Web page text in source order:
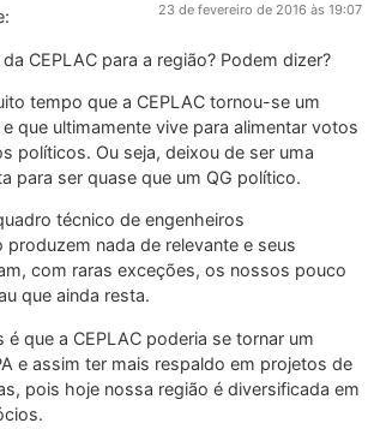
23 de fevereiro de 2016 às 19:07
CEPLAC para a região? Podem dizer?
tempo que a CEPLAC tornou-se um
que ultimamente vive para alimentar votos
políticos. Ou seja, deixou de ser uma
para ser quase que um QG político.
técnico de engenheiros
produzem nada de relevante e seus
com raras exceções, os nossos pouco
que ainda resta.
que a CEPLAC poderia se tornar um
e assim ter mais respaldo em projetos de
pois hoje nossa região é diversificada em